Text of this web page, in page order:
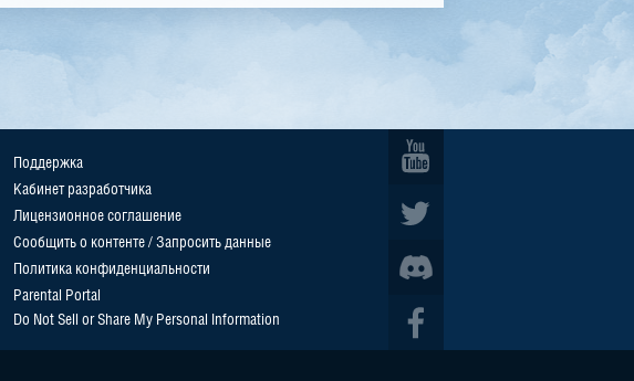
Поддержка
Кабинет разработчика
Лицензионное соглашение
Сообщить о контенте / Запросить данные
Политика конфиденциальности
Parental Portal
Do Not Sell or Share My Personal Information